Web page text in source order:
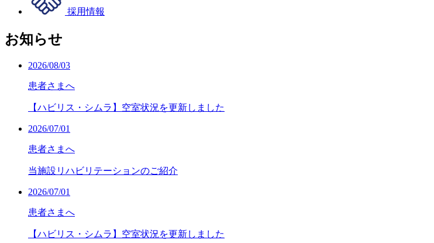
採用情報
お知らせ
2026/08/03
患者さまへ
【ハビリス・シムラ】空室状況を更新しました
2026/07/01
患者さまへ
当施設リハビリテーションのご紹介
2026/07/01
患者さまへ
【ハビリス・シムラ】空室状況を更新しました